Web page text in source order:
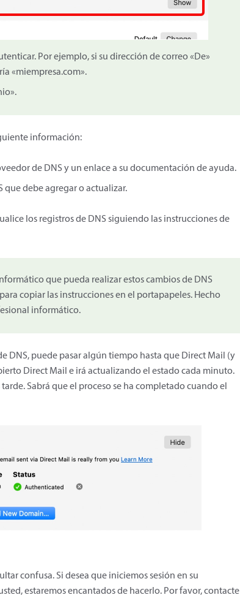
Por ejemplo, si su dirección de correo «De»
«miempresa.com».
información:
de DNS y un enlace a su documentación de ayuda.
que debe agregar o actualizar.
los registros de DNS siguiendo las instrucciones de
que pueda realizar estos cambios de DNS
copiar las instrucciones en el portapapeles. Hecho
informático.
DNS, puede pasar algún tiempo hasta que Direct Mail (y
Direct Mail e irá actualizando el estado cada minuto.
Sabrá que el proceso se ha completado cuando el
confusa. Si desea que iniciemos sesión en su
estaremos encantados de hacerlo. Por favor,contacte